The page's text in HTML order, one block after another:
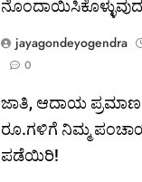
jayagondeyogendra
0
ಜಾತಿ, ಆದಾಯ ಪ್ರಮಾಣ
ರೂ.ಗಳಿಗೆ ನಿಮ್ಮ
ಪಡೆಯಿರಿ!